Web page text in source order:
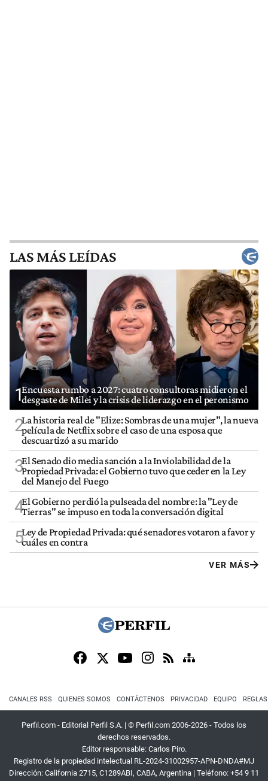
LAS MÁS LEÍDAS
1Encuesta rumbo a 2027: cuatro consultoras midieron el
desgaste de Milei y la crisis de liderazgo en el peronismo
2La historia real de "Elize: Sombras de una mujer", la nueva
película de Netflix sobre el caso de una esposa que
descuartizó a su marido
3El Senado dio media sanción a la Inviolabilidad de la
Propiedad Privada: el Gobierno tuvo que ceder en la Ley
del Manejo del Fuego
4El Gobierno perdió la pulseada del nombre: la "Ley de
Tierras" se impuso en toda la conversación digital
5Ley de Propiedad Privada: qué senadores votaron a favor y
cuáles en contra
VER MÁS
CANALES RSS QUIENES SOMOS CONTÁCTENOS PRIVACIDAD EQUIPO
Perfil.com - Editorial Perfil S.A. | © Perfil.com 2006-2026 - Todos los
derechos reservados.
Editor responsable: Carlos Piro.
Registro de la propiedad intelectual RL-2024-31002957-APN-DNDA#MJ
Dirección: California 2715, C1289ABI, CABA, Argentina | Teléfono: +54 9 11